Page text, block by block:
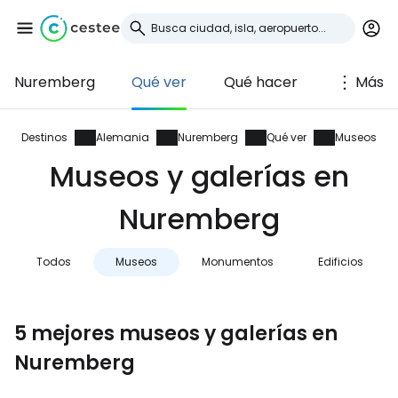
Nuremberg Qué ver Qué hacer Más
Destinos Alemania Nuremberg Qué ver Museos
Museos y galerías en
Nuremberg
Todos Museos Monumentos Edificios
5 mejores museos y galerías en
Nuremberg
Iniciar sesión en
Cestee
... la comunidad mundial de viajeros
Continuar con Google